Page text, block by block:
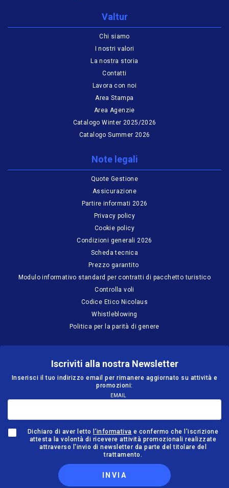
Valtur
Chi siamo
I nostri valori
La nostra storia
Contatti
Lavora con noi
Area Stampa
Area Agenzie
Catalogo Winter 2025/2026
Catalogo Summer 2026
Note legali
Quote Gestione
Assicurazione
Partire informati 2026
Privacy policy
Cookie policy
Condizioni generali 2026
Scheda tecnica
Prezzo garantito
Modulo informativo standard per contratti di pacchetto turistico
Controlla voli
Codice Etico Nicolaus
Whistleblowing
Politica per la parità di genere
Iscriviti alla nostra Newsletter
Inserisci il tuo indirizzo email per rimanere aggiornato su attività e
promozioni:
EMAIL
Dichiaro di aver letto l’informativa e confermo che l'iscrizione
attesta la volontà di ricevere attività promozionali realizzate
attraverso l'invio di newsletter da parte del titolare del
trattamento.
INVIA